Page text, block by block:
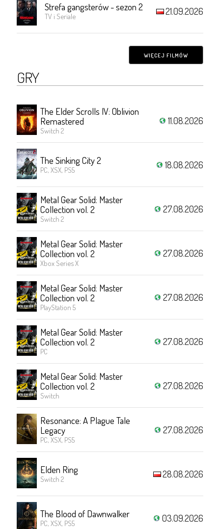
Strefa gangsterów - sezon 2
TV i Seriale 21.09.2026
WIĘCEJ FILMÓW
GRY
The Elder Scrolls IV: Oblivion
Remastered
Switch 2
11.08.2026
The Sinking City 2
PC, XSX, PS5 18.08.2026
Metal Gear Solid: Master
Collection vol. 2
Switch 2
27.08.2026
Metal Gear Solid: Master
Collection vol. 2
Xbox Series X
27.08.2026
Metal Gear Solid: Master
Collection vol. 2
PlayStation 5
27.08.2026
Metal Gear Solid: Master
Collection vol. 2
PC
27.08.2026
Metal Gear Solid: Master
Collection vol. 2
Switch
27.08.2026
Resonance: A Plague Tale
Legacy
PC, XSX, PS5
27.08.2026
Elden Ring
Switch 2 28.08.2026
The Blood of Dawnwalker
PC, XSX, PS5 03.09.2026